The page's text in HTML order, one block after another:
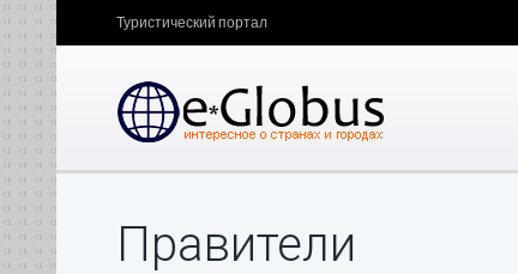
Туристический портал
Правители